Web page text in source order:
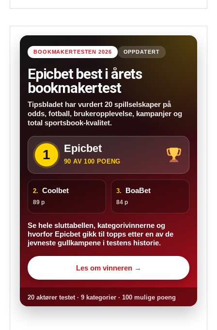
BOOKMAKERTESTEN 2026 OPPDATERT
Epicbet best i årets
bookmakertest
Tipsbladet har vurdert 20 spillselskaper på
odds, fotball, brukeropplevelse, kampanjer og
total sportsbook-kvalitet.
1 Epicbet
90 AV 100 POENG
2. Coolbet
89 p
3. BoaBet
84 p
Se hele sluttabellen, kategorivinnerne og
hvorfor Epicbet gikk til topps etter en av de
jevneste gullkampene i testens historie.
Les om vinneren →
20 aktører testet · 9 kategorier · 100 mulige poeng